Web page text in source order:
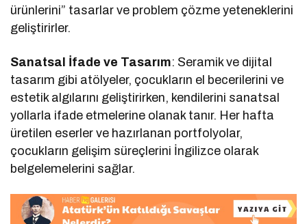
ürünlerini” tasarlar ve problem çözme yeteneklerini
geliştirirler.
Sanatsal İfade ve Tasarım: Seramik ve dijital
tasarım gibi atölyeler, çocukların el becerilerini ve
estetik algılarını geliştirirken, kendilerini sanatsal
yollarla ifade etmelerine olanak tanır. Her hafta
üretilen eserler ve hazırlanan portfolyolar,
çocukların gelişim süreçlerini İngilizce olarak
belgelemelerini sağlar.